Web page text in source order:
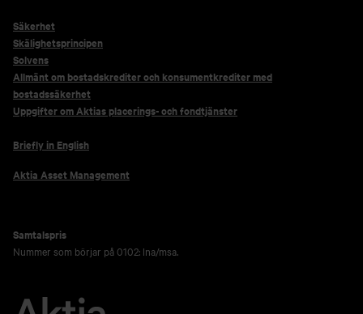
Säkerhet
Skälighetsprincipen
Solvens
Allmänt om bostadskrediter och konsumentkrediter med
bostadssäkerhet
Uppgifter om Aktias placerings- och fondtjänster
Briefly in English
Aktia Asset Management
Samtalspris
Nummer som börjar på 0102: lna/msa.